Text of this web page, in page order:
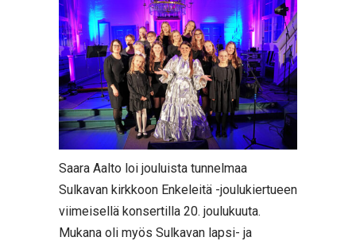
Saara Aalto loi jouluista tunnelmaa
Sulkavan kirkkoon Enkeleitä -joulukiertueen
viimeisellä konsertilla 20. joulukuuta.
Mukana oli myös Sulkavan lapsi- ja